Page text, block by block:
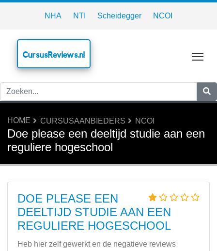
NHA NTI Scheidegger NCOI
CursusReviews.nl
HOME CURSUSAANBIEDERS NCOI
Doe please een deeltijd studie aan een
reguliere hogeschool
DOE PLEASE EEN
DEELTIJD STUDIE AAN EEN
REGULIERE HOGESCHOOL
Heb hier zelf gewerkt en de negatieve reviews